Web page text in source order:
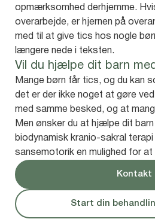
opmærksomhed derhjemme.
overarbejde, er hjernen på
med til at give tics hos nogle
længere nede i teksten.
Vil du hjælpe dit barn
Mange børn får tics, og du kan
det er der ikke noget at gøre
med samme besked, og at
Men ønsker du at hjælpe dit barn
biodynamisk kranio-sakral terapi
sansemotorik en mulighed for
Kontakt
Start din